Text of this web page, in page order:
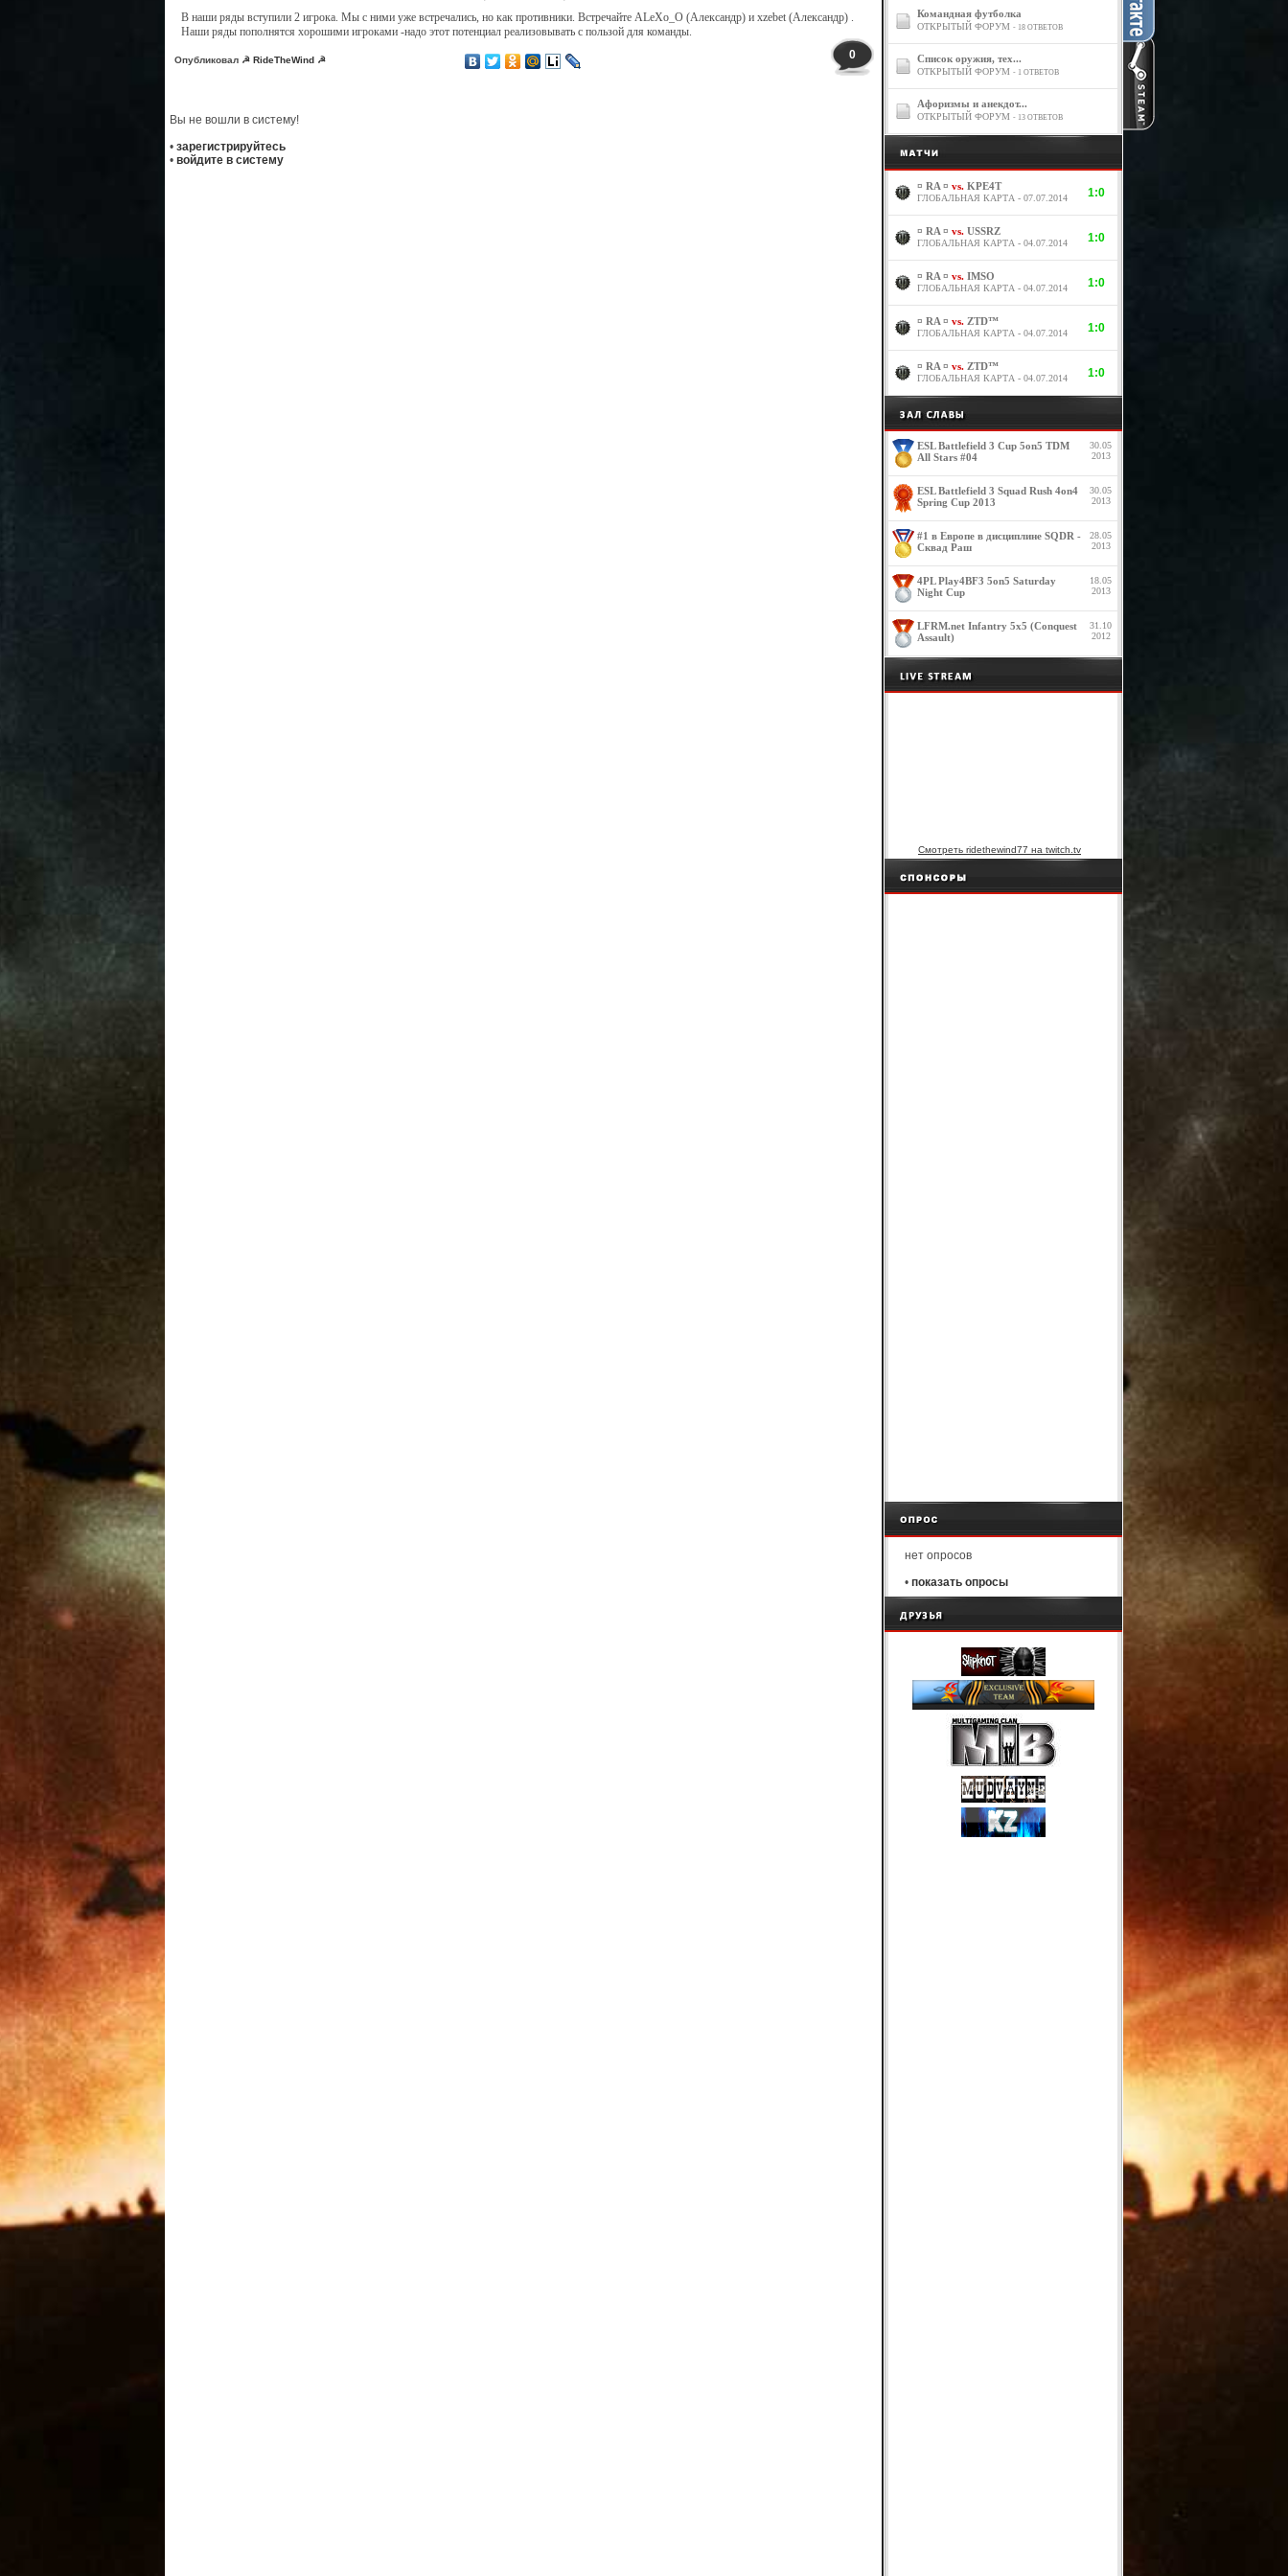
В наши ряды вступили 2 игрока. Мы с ними уже встречались, но как противники. Встречайте ALeXo_O (Александр) и xzebet (Александр) .
Наши ряды пополнятся хорошими игроками -надо этот потенциал реализовывать с пользой для команды.
Опубликовал ☭ RideTheWind ☭ 0
Вы не вошли в систему!
• зарегистрируйтесь
• войдите в систему
Командная футболка
ОТКРЫТЫЙ ФОРУМ - 18 ОТВЕТОВ
Список оружия, тех...
ОТКРЫТЫЙ ФОРУМ - 1 ОТВЕТОВ
Афоризмы и анекдот...
ОТКРЫТЫЙ ФОРУМ - 13 ОТВЕТОВ
¤ RA ¤ vs. KPE4T
ГЛОБАЛЬНАЯ КАРТА - 07.07.2014 1:0
¤ RA ¤ vs. USSRZ
ГЛОБАЛЬНАЯ КАРТА - 04.07.2014 1:0
¤ RA ¤ vs. IMSO
ГЛОБАЛЬНАЯ КАРТА - 04.07.2014 1:0
¤ RA ¤ vs. ZTD™
ГЛОБАЛЬНАЯ КАРТА - 04.07.2014 1:0
¤ RA ¤ vs. ZTD™
ГЛОБАЛЬНАЯ КАРТА - 04.07.2014 1:0
ESL Battlefield 3 Cup 5on5 TDM
All Stars #04
30.05
2013
ESL Battlefield 3 Squad Rush 4on4
Spring Cup 2013
30.05
2013
#1 в Европе в дисциплине SQDR -
Сквад Раш
28.05
2013
4PL Play4BF3 5on5 Saturday
Night Cup
18.05
2013
LFRM.net Infantry 5x5 (Conquest
Assault)
31.10
2012
Смотреть ridethewind77 на twitch.tv
нет опросов
• показать опросы